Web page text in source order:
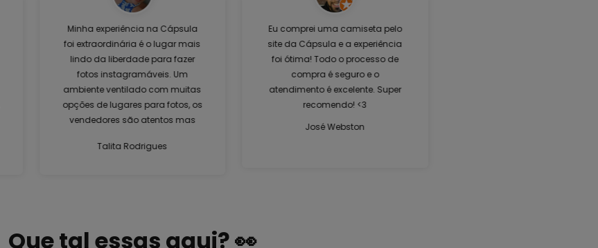
Minha experiência na Cápsula
foi extraordinária é o lugar mais
lindo da liberdade para fazer
fotos instagramáveis. Um
ambiente ventilado com muitas
opções de lugares para fotos, os
vendedores são atentos mas
Amei, voltarei mais vezes para
Talita Rodrigues
Eu comprei uma camiseta pelo
site da Cápsula e a experiência
foi ótima! Todo o processo de
compra é seguro e o
atendimento é excelente. Super
recomendo! <3
José Webston
Que tal essas aqui? 👀